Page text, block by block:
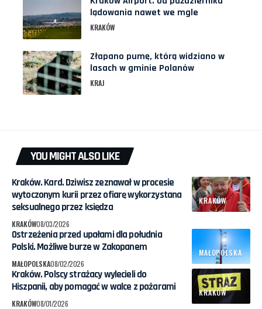
lądowania nawet we mgle
KRAKÓW
Złapano pumę, którą widziano w
lasach w gminie Polanów
KRAJ
YOU MIGHT ALSO LIKE
KRAKÓW
Kraków. Kard. Dziwisz zeznawał w procesie
wytoczonym kurii przez ofiarę wykorzystana
seksualnego przez księdza
KRAKÓW08/03/2026
MAŁOPOLSKA
Ostrzeżenia przed upałami dla południa
Polski. Możliwe burze w Zakopanem
MAŁOPOLSKA08/02/2026
KRAKÓW
Kraków. Polscy strażacy wylecieli do
Hiszpanii, aby pomagać w walce z pożarami
KRAKÓW08/01/2026